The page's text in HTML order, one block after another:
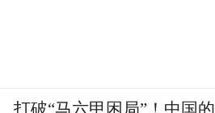
打破“马六甲困局”！中国的